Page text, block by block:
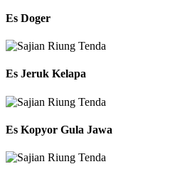
Es Doger
Es Jeruk Kelapa
Es Kopyor Gula Jawa